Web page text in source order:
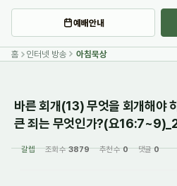
예배안내
홈 인터넷 방송 아침묵상
바른 회개(13) 무엇을 회개해야
큰 죄는 무엇인가?(요
갈렙 조회 수3879 추천 수0 댓글0
Sketchbook5, 스